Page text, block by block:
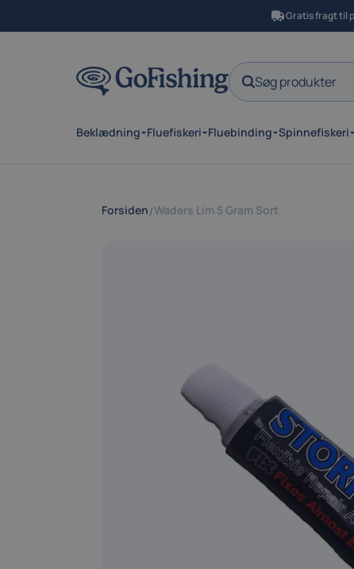
Gratis fragt til
Søg produkter
Beklædning Fluefiskeri Fluebinding Spinnefiskeri
Forsiden/Waders Lim 5 Gram Sort